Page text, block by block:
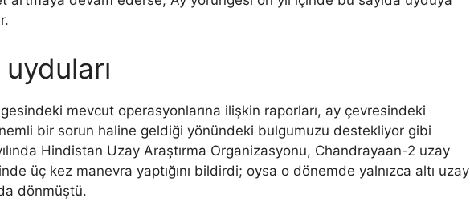
mevcut operasyonlarına ilişkin raporları, ay çevresindeki
önemli bir sorun haline geldiği yönündeki bulgumuzu destekliyor gibi
Hindistan Uzay Araştırma Organizasyonu, Chandrayaan-2 uzay
üç kez manevra yaptığını bildirdi; oysa o dönemde yalnızca altı uzay
dönmüştü.